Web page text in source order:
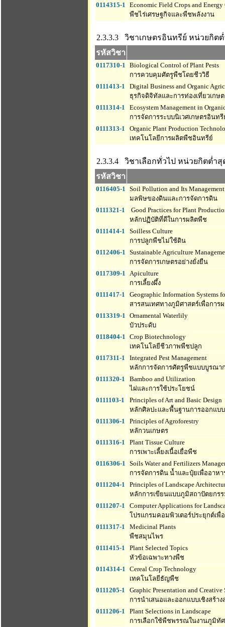
0114315-1 Economic Field Crops and Energy
พืชไร่เศรษฐกิจและพืชพลังงาน
2.3.3.3 วิชาเกษตรอินทรีย์ หน่วยกิตต่
รหัสวิชา
0117310-1 Biological Control of Plant Pests
การควบคุมศัตรูพืชโดยชีววิธี
0111413-1
Digital Business and Organic
ธุรกิจดิจิทัลและการท่องเที่ยวเกษ
0111314-1
Ecosystem Management in
การจัดการระบบนิเวศเกษตรอินทรี
0111313-1
Organic Plant Production
เทคโนโลยีการผลิตพืชอินทรีย์
2.3.3.4 วิชาเลือกทั่วไป หน่วยกิตต่ำสุ
รหัสวิชา
0116405-1 Soil Pollution and Its Management
มลพิษของดินและการจัดการดิน
0111321-1
Good Practices for Plant
หลักปฏิบัติที่ดีในการผลิตพืช
0111414-1
Soilless Culture
การปลูกพืชไม่ใช้ดิน
0112406-1 Sustainable Agriculture
การจัดการเกษตรอย่างยั่งยืน
0117309-1 Apiculture
การเลี้ยงผึ้ง
0111417-1
Geographic Information Systems
สารสนเทศทางภูมิศาสตร์เพื่อการ
0113319-1 Ornamental Waterlily
บัวประดับ
0118404-1 Crop Biotechnology
เทคโนโลยีชีวภาพพืชปลูก
0117311-1
Integrated Pest Management
หลักการจัดการศัตรูพืชแบบบูรณา
0111320-1
Bamboo and Utilization
ไผ่และการใช้ประโยชน์
0111103-1
Principles of Art and Basic Design
หลักศิลปะและพื้นฐานการออกแบบ
0111306-1
Principles of Agroforestry
หลักวนเกษตร
0111316-1
Plant Tissue Culture
การเพาะเลี้ยงเนื้อเยื่อพืช
0116306-1 Soils Water and Fertilizers
การจัดการดิน น้ำและปุ๋ยเพื่ออาห
0111204-1
Principles of Landscape
หลักการเขียนแบบภูมิสถาปัตยกร
0111207-1
Computer Applications for
โปรแกรมคอมพิวเตอร์ประยุกต์เ
0111317-1
Medicinal Plants
พืชสมุนไพร
0111415-1
Plant Selected Topics
หัวข้อเฉพาะทางพืช
0114314-1 Cereal Crop Technology
เทคโนโลยีธัญพืช
0111205-1
Graphic Presentation and
การนำเสนอและออกแบบเชิงสร้า
0111206-1
Plant Selections in Landscape
การเลือกใช้พืชพรรณในงานภูมิทั